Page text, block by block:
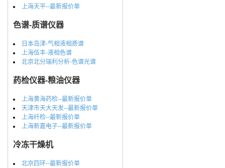
上海天平--最新报价单
色谱-质谱仪器
日本岛津-气相液相质谱
上海伍丰-液相色谱
北京北分瑞利分析-色谱光谱
药检仪器-粮油仪器
上海黄海药检--最新报价单
天津市天大天发--最新报价单
上海纤检--最新报价单
上海新嘉电子--最新报价单
冷冻干燥机
北京四环--最新报价单